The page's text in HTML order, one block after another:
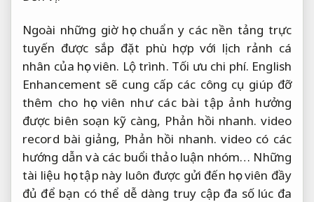
Ngoài những giờ học chuẩn y các nền tảng trực
tuyến được sắp đặt phù hợp với lịch rảnh cá
nhân của học viên. Lộ trình. Tối ưu chi phí. English
Enhancement sẽ cung cấp các công cụ giúp đỡ
thêm cho học viên như các bài tập ảnh hưởng
được biên soạn kỹ càng, Phản hồi nhanh. video
record bài giảng, Phản hồi nhanh. video có các
hướng dẫn và các buổi thảo luận nhóm… Những
tài liệu học tập này luôn được gửi đến học viên đầy
đủ để bạn có thể dễ dàng truy cập đa số lúc đa